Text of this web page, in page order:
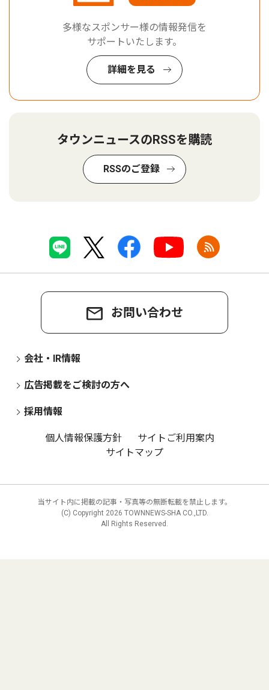
多様なスポンサー様の情報発信を
サポートいたします。
詳細を見る
タウンニュースのRSSを購読
RSSのご登録
お問い合わせ
会社・IR情報
広告掲載をご検討の方へ
採用情報
個人情報保護方針
サイトご利用案内
サイトマップ
当サイト内に掲載の記事・写真等の無断転載を禁止します。
(C) Copyright 2026 TOWNNEWS-SHA CO.,LTD.
All Rights Reserved.